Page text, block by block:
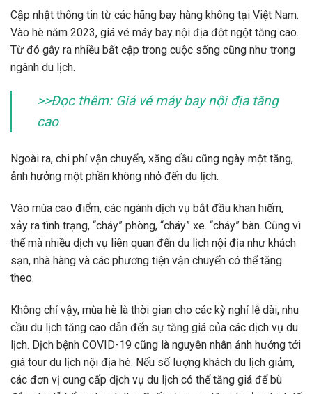
Cập nhật thông tin từ các hãng bay hàng không tại Việt Nam.
Vào hè năm 2023, giá vé máy bay nội địa đột ngột tăng cao.
Từ đó gây ra nhiều bất cập trong cuộc sống cũng như trong
ngành du lịch.
>>Đọc thêm: Giá vé máy bay nội địa tăng
cao
Ngoài ra, chi phí vận chuyển, xăng dầu cũng ngày một tăng,
ảnh hưởng một phần không nhỏ đến du lịch.
Vào mùa cao điểm, các ngành dịch vụ bắt đầu khan hiếm,
xảy ra tình trạng, “cháy” phòng, “cháy” xe. “cháy” bàn. Cũng vì
thế mà nhiều dịch vụ liên quan đến du lịch nội địa như khách
sạn, nhà hàng và các phương tiện vận chuyển có thể tăng
theo.
Không chỉ vậy, mùa hè là thời gian cho các kỳ nghỉ lễ dài, nhu
cầu du lịch tăng cao dẫn đến sự tăng giá của các dịch vụ du
lịch. Dịch bệnh COVID-19 cũng là nguyên nhân ảnh hưởng tới
giá tour du lịch nội địa hè. Nếu số lượng khách du lịch giảm,
các đơn vị cung cấp dịch vụ du lịch có thể tăng giá để bù